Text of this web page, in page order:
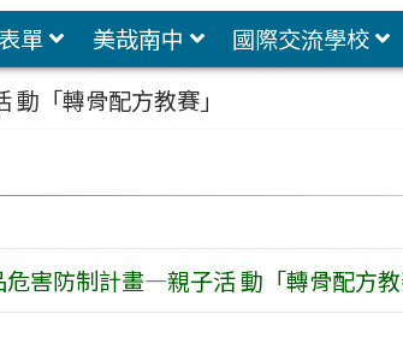
單 美哉南中 國際交流學校
「轉骨配方教賽」
害防制計畫—親子活 動「轉骨配方教